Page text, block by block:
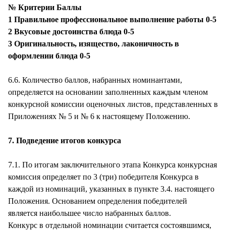
№ Критерии Баллы
1 Правильное профессиональное выполнение работы 0-5
2 Вкусовые достоинства блюда 0-5
3 Оригинальность, изящество, лаконичность в
оформлении блюда 0-5
6.6. Количество баллов, набранных номинантами,
определяется на основании заполненных каждым членом
конкурсной комиссии оценочных листов, представленных в
Приложениях № 5 и № 6 к настоящему Положению.
7. Подведение итогов конкурса
7.1. По итогам заключительного этапа Конкурса конкурсная
комиссия определяет по 3 (три) победителя Конкурса в
каждой из номинаций, указанных в пункте 3.4. настоящего
Положения. Основанием определения победителей
является наибольшее число набранных баллов.
Конкурс в отдельной номинации считается состоявшимся,